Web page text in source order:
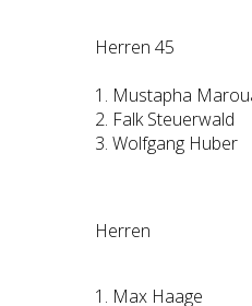
Herren 45
1. Mustapha
2. Falk Steuerwald
3. Wolfgang Huber
Herren
1. Max Haage